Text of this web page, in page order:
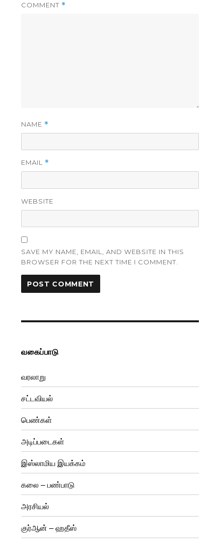
COMMENT *
NAME *
EMAIL *
WEBSITE
SAVE MY NAME, EMAIL, AND WEBSITE IN THIS
BROWSER FOR THE NEXT TIME I COMMENT.
வகைப்பாடு
வரலாறு
சட்டவியல்
பெண்கள்
அடிப்படைகள்
இஸ்லாமிய இயக்கம்
கலை – பண்பாடு
அரசியல்
குர்ஆன் – ஹதீஸ்